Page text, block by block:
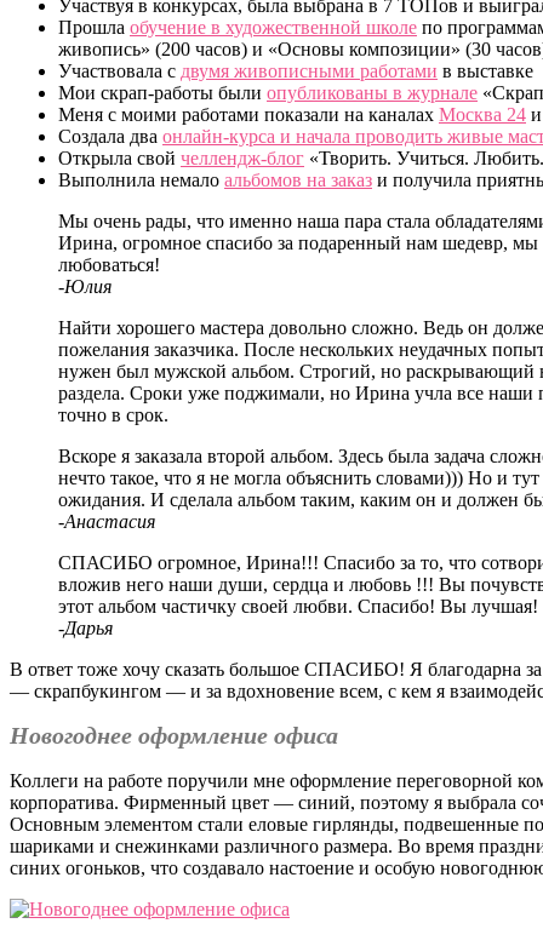
Участвуя в конкурсах, была выбрана в 7 ТОПов и
Прошла обучение в художественной школе по
живопись» (200 часов) и «Основы композиции» (30
Участвовала с двумя живописными работами в выставке
Мои скрап-работы были опубликованы в журнале
Меня с моими работами показали на каналах Москва 24
Создала два онлайн-курса и начала проводить живые
Открыла свой челлендж-блог «Творить. Учиться.
Выполнила немало альбомов на заказ и получила
Мы очень рады, что именно наша пара стала
Ирина, огромное спасибо за подаренный нам шедевр, мы
любоваться!
-Юлия
Найти хорошего мастера довольно сложно. Ведь он
пожелания заказчика. После нескольких неудачных
нужен был мужской альбом. Строгий, но раскрывающий
раздела. Сроки уже поджимали, но Ирина учла все наши
точно в срок.
Вскоре я заказала второй альбом. Здесь была задача
нечто такое, что я не могла объяснить словами))) Но и
ожидания. И сделала альбом таким, каким он и должен
-Анастасия
СПАСИБО огромное, Ирина!!! Спасибо за то, что
вложив него наши души, сердца и любовь !!! Вы
этот альбом частичку своей любви. Спасибо! Вы лучшая!
-Дарья
В ответ тоже хочу сказать большое СПАСИБО! Я благодарна
— скрапбукингом — и за вдохновение всем, с кем я
Новогоднее оформление офиса
Коллеги на работе поручили мне оформление переговорной
корпоратива. Фирменный цвет — синий, поэтому я выбрала
Основным элементом стали еловые гирлянды, подвешенные
шариками и снежинками различного размера. Во время
синих огоньков, что создавало настоение и особую